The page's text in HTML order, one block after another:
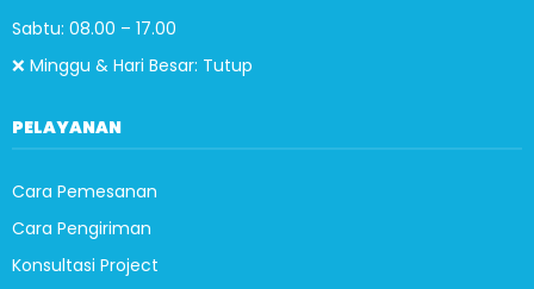
Sabtu: 08.00 – 17.00
❌ Minggu & Hari Besar: Tutup
PELAYANAN
Cara Pemesanan
Cara Pengiriman
Konsultasi Project